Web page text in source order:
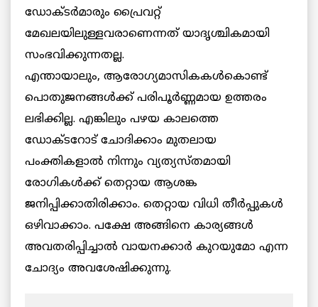
ഡോക്ടര്‍മാരും പ്രൈവറ്റ്
മേഖലയിലുള്ളവരാണെന്നത് യാദൃശ്ചികമായി
സംഭവിക്കുന്നതല്ല.
എന്തായാലും, ആരോഗ്യമാസികകള്‍കൊണ്ട്
പൊതുജനങ്ങള്‍ക്ക് പരിപൂര്‍ണ്ണമായ ഉത്തരം
ലഭിക്കില്ല. എങ്കിലും പഴയ കാലത്തെ
ഡോക്ടറോട് ചോദിക്കാം മുതലായ
പംക്തികളാല്‍ നിന്നും വ്യത്യസ്തമായി
രോഗികള്‍ക്ക് തെറ്റായ ആശങ്ക
ജനിപ്പിക്കാതിരിക്കാം. തെറ്റായ വിധി തീര്‍പ്പുകള്‍
ഒഴിവാക്കാം. പക്ഷേ അങ്ങിനെ കാര്യങ്ങള്‍
അവതരിപ്പിച്ചാല്‍ വായനക്കാര്‍ കുറയുമോ എന്ന
ചോദ്യം അവശേഷിക്കുന്നു.